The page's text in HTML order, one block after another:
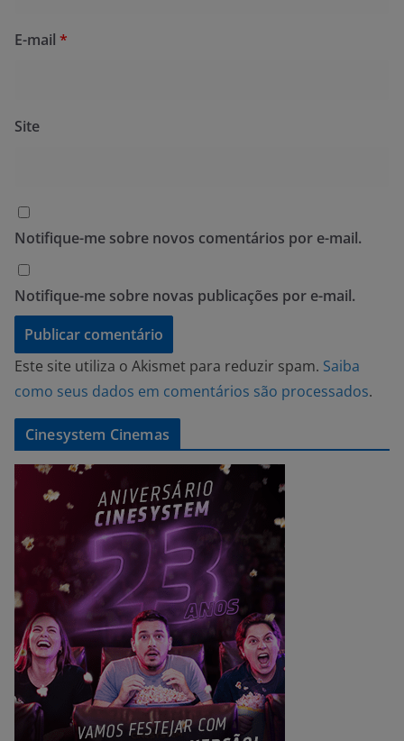
E-mail *
Site
Notifique-me sobre novos comentários por e-mail.
Notifique-me sobre novas publicações por e-mail.
Este site utiliza o Akismet para reduzir spam. Saiba
como seus dados em comentários são processados.
Cinesystem Cinemas